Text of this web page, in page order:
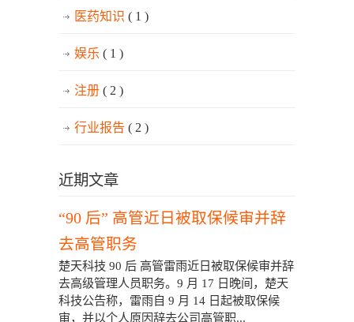
医药知识 ( 1 )
娱乐 ( 1 )
注册 ( 2 )
行业报告 ( 2 )
近期文章
“90 后” 高管近日被取保候审并辞
去高管职务
楚天科技 90 后 高管雷雨近日被取保候审并辞
去高级管理人员职务。9 月 17 日晚间，楚天
科技公告称，雷雨自 9 月 14 日起被取保候
审，并以个人原因辞去公司高管职...